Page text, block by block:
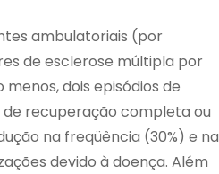
ambulatoriais (por
de esclerose múltipla por
dois episódios de
recuperação completa ou
na freqüência (30%) e na
devido à doença. Além